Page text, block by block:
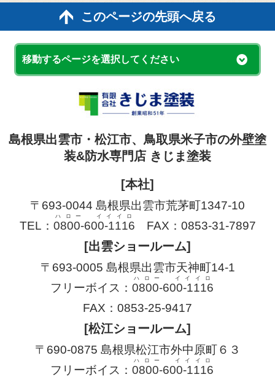
このページの先頭へ戻る
移動するページを選択してください
島根県出雲市・松江市、鳥取県米子市の外壁塗
装&防水専門店 きじま塗装
[本社]
〒693-0044 島根県出雲市荒茅町1347-10
TEL： 0800-600-1116
ハロー イイイロ
FAX：0853-31-7897
[出雲ショールーム]
〒693-0005 島根県出雲市天神町14-1
フリーボイス： 0800-600-1116
ハロー イイイロ
FAX：0853-25-9417
[松江ショールーム]
〒690-0875 島根県松江市外中原町６３
フリーボイス： 0800-600-1116
ハロー イイイロ